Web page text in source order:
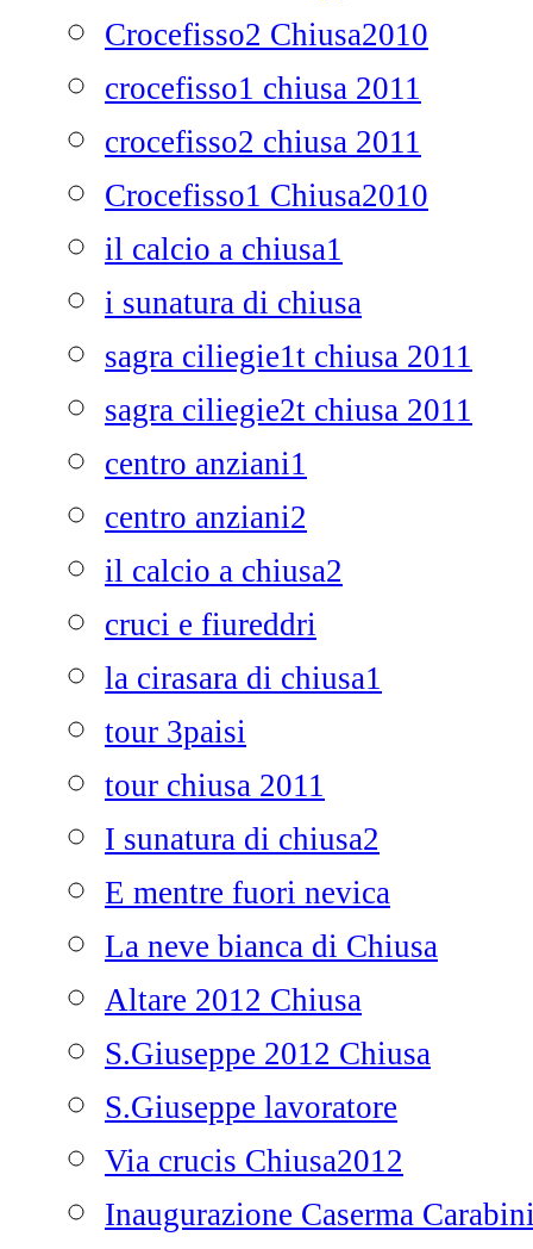
Crocefisso2 Chiusa2010
crocefisso1 chiusa 2011
crocefisso2 chiusa 2011
Crocefisso1 Chiusa2010
il calcio a chiusa1
i sunatura di chiusa
sagra ciliegie1t chiusa 2011
sagra ciliegie2t chiusa 2011
centro anziani1
centro anziani2
il calcio a chiusa2
cruci e fiureddri
la cirasara di chiusa1
tour 3paisi
tour chiusa 2011
I sunatura di chiusa2
E mentre fuori nevica
La neve bianca di Chiusa
Altare 2012 Chiusa
S.Giuseppe 2012 Chiusa
S.Giuseppe lavoratore
Via crucis Chiusa2012
Inaugurazione Caserma